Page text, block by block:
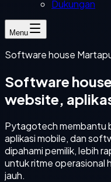
Dukungan
Menu
Software house
Software
website,
Pytagotech membantu
aplikasi mobile, dan
dipahami pemilik, lebih
untuk ritme operasional
jauh.